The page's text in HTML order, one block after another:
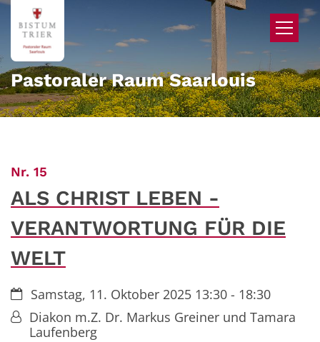
Zum Inhalt springen
Pastoraler Raum Saarlouis
Nr. 15
ALS CHRIST LEBEN -
VERANTWORTUNG FÜR DIE
WELT
Datum:Samstag, 11. Oktober 2025 13:30 - 18:30
Von:Diakon m.Z. Dr. Markus Greiner und Tamara
Laufenberg